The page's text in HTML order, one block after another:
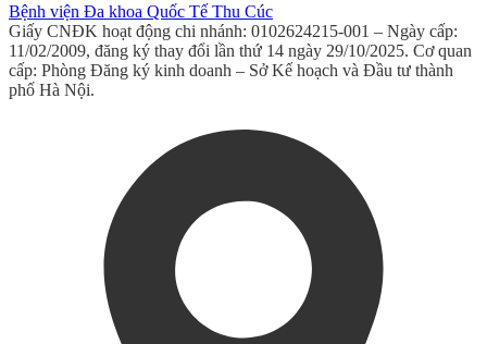
Bệnh viện Đa khoa Quốc Tế Thu Cúc
Giấy CNĐK hoạt động chi nhánh: 0102624215-001 – Ngày cấp:
11/02/2009, đăng ký thay đổi lần thứ 14 ngày 29/10/2025. Cơ quan
cấp: Phòng Đăng ký kinh doanh – Sở Kế hoạch và Đầu tư thành
phố Hà Nội.